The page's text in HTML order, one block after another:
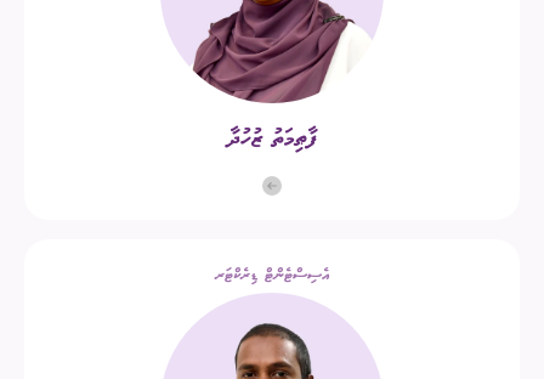
ފާޠިމަތު ޒުހުދާ
އެސިސްޓެންޓް ޑިރެކްޓަރ